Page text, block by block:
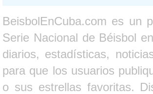
BeisbolEnCuba.com es un
Serie Nacional de Béisbol
diarios, estadísticas,
para que los usuarios
o sus estrellas favoritas.